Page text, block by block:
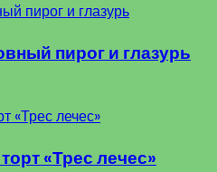
пирог и глазурь
«Трес лечес»